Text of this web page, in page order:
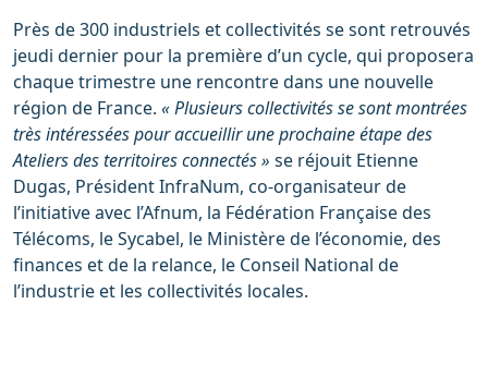
Près de 300 industriels et collectivités se sont retrouvés
jeudi dernier pour la première d’un cycle, qui proposera
chaque trimestre une rencontre dans une nouvelle
région de France. « Plusieurs collectivités se sont montrées
très intéressées pour accueillir une prochaine étape des
Ateliers des territoires connectés » se réjouit Etienne
Dugas, Président InfraNum, co-organisateur de
l’initiative avec l’Afnum, la Fédération Française des
Télécoms, le Sycabel, le Ministère de l’économie, des
finances et de la relance, le Conseil National de
l’industrie et les collectivités locales.